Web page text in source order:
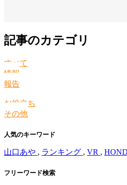
記事のカテゴリ
すべて
情報
報告
お役立ち
その他
人気のキーワード
山口あや , ランキング , VR ,
フリーワード検索